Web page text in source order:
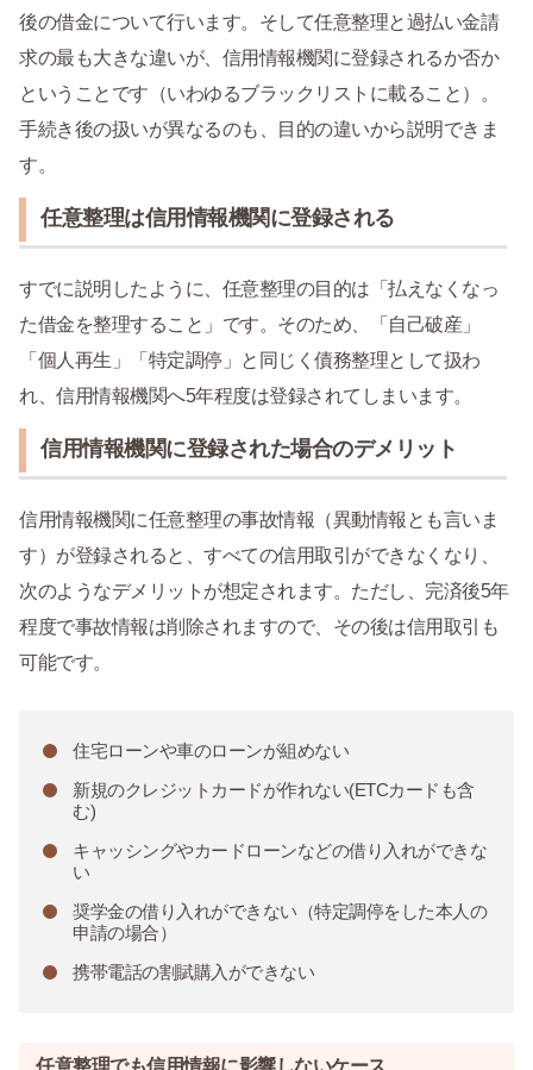
後の借金について行います。そして任意整理と過払い金請
求の最も大きな違いが、信用情報機関に登録されるか否か
ということです（いわゆるブラックリストに載ること）。
手続き後の扱いが異なるのも、目的の違いから説明できま
す。
任意整理は信用情報機関に登録される
すでに説明したように、任意整理の目的は「払えなくなっ
た借金を整理すること」です。そのため、「自己破産」
「個人再生」「特定調停」と同じく債務整理として扱わ
れ、信用情報機関へ5年程度は登録されてしまいます。
信用情報機関に登録された場合のデメリット
信用情報機関に任意整理の事故情報（異動情報とも言いま
す）が登録されると、すべての信用取引ができなくなり、
次のようなデメリットが想定されます。ただし、完済後5年
程度で事故情報は削除されますので、その後は信用取引も
可能です。
住宅ローンや車のローンが組めない
新規のクレジットカードが作れない(ETCカードも含
む)
キャッシングやカードローンなどの借り入れができな
い
奨学金の借り入れができない（特定調停をした本人の
申請の場合）
携帯電話の割賦購入ができない